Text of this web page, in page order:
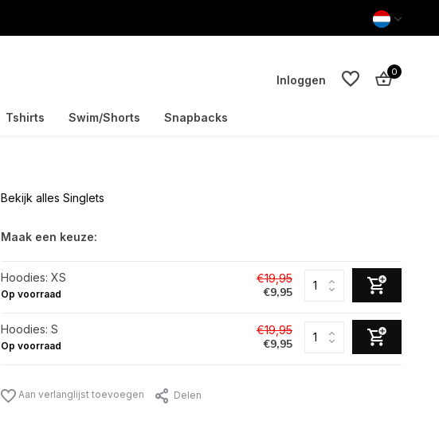
Inloggen
0
Tshirts Swim/Shorts Snapbacks
Bekijk alles Singlets
Maak een keuze:
Hoodies: XS
Op voorraad
€19,95
€9,95
Hoodies: S
Op voorraad
€19,95
€9,95
Aan verlanglijst toevoegen Delen